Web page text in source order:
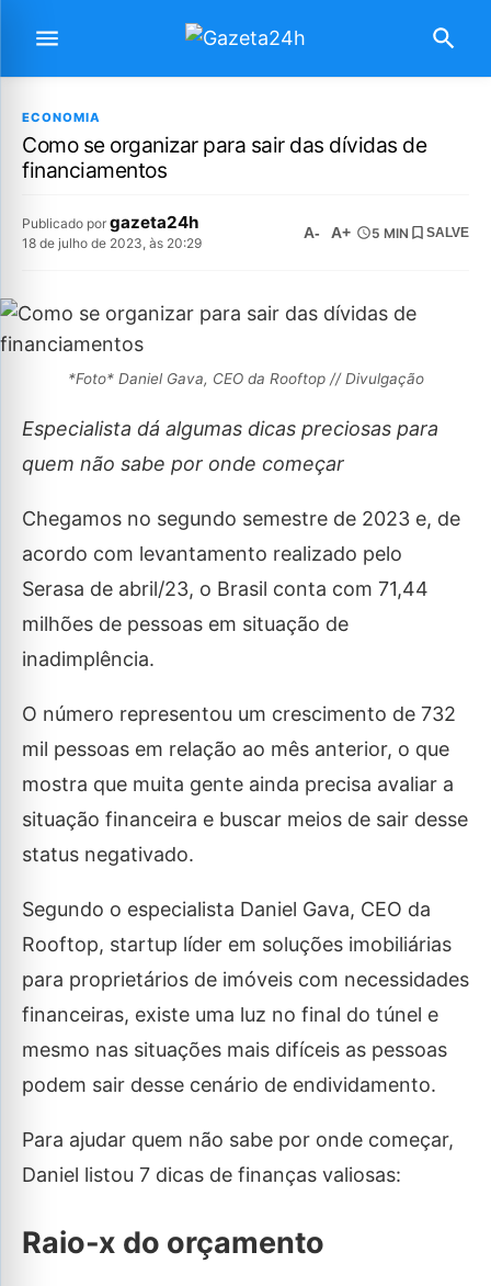
ECONOMIA
Como se organizar para sair das dívidas de
financiamentos
Publicado por gazeta24h
18 de julho de 2023, às 20:29
A- A+ 5 MIN SALVE
*Foto* Daniel Gava, CEO da Rooftop // Divulgação
Especialista dá algumas dicas preciosas para
quem não sabe por onde começar
Chegamos no segundo semestre de 2023 e, de
acordo com levantamento realizado pelo
Serasa de abril/23, o Brasil conta com 71,44
milhões de pessoas em situação de
inadimplência.
O número representou um crescimento de 732
mil pessoas em relação ao mês anterior, o que
mostra que muita gente ainda precisa avaliar a
situação financeira e buscar meios de sair desse
status negativado.
Segundo o especialista Daniel Gava, CEO da
Rooftop, startup líder em soluções imobiliárias
para proprietários de imóveis com necessidades
financeiras, existe uma luz no final do túnel e
mesmo nas situações mais difíceis as pessoas
podem sair desse cenário de endividamento.
Para ajudar quem não sabe por onde começar,
Daniel listou 7 dicas de finanças valiosas:
Raio-x do orçamento